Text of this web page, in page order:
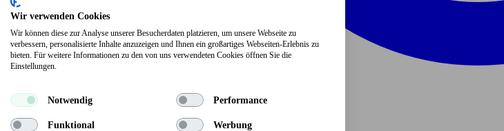
Wir verwenden Cookies
Wir können diese zur Analyse unserer Besucherdaten platzieren, um unsere Webseite zu
verbessern, personalisierte Inhalte anzuzeigen und Ihnen ein großartiges Webseiten-Erlebnis zu
bieten. Für weitere Informationen zu den von uns verwendeten Cookies öffnen Sie die
Einstellungen.
Notwendig Performance
Funktional Werbung